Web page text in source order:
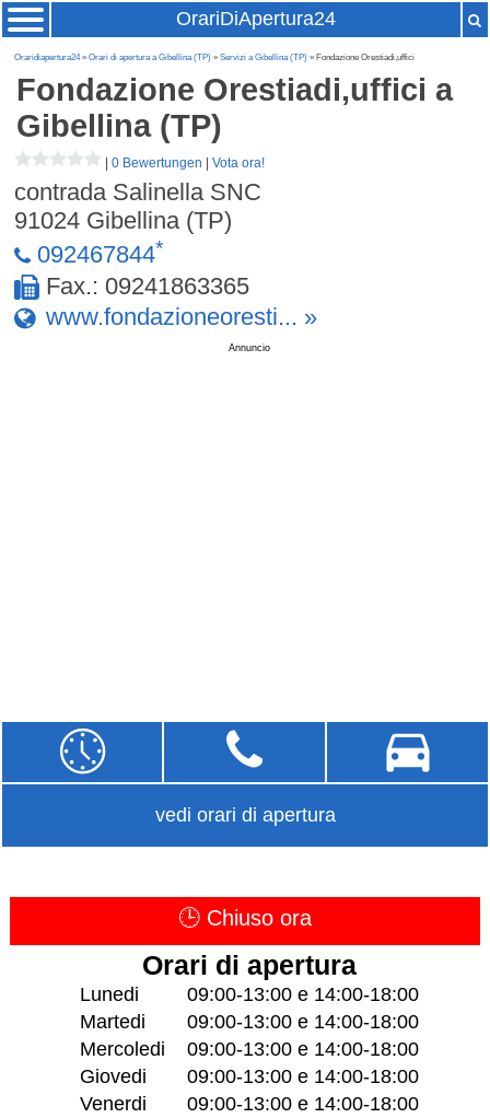
OrariDiApertura24
Oraridiapertura24»Orari di apertura a Gibellina (TP) »Servizi a Gibellina (TP) » Fondazione Orestiadi,uffici
Fondazione Orestiadi,uffici a
Gibellina (TP)
|0 Bewertungen |Vota ora!
contrada Salinella SNC
91024 Gibellina (TP)
092467844*
Fax.: 09241863365
www.fondazioneoresti... »
Annuncio
vedi orari di apertura
🕒 Chiuso ora
Orari di apertura
Lunedi
09:00-13:00 e 14:00-18:00
Martedi
09:00-13:00 e 14:00-18:00
Mercoledi
09:00-13:00 e 14:00-18:00
Giovedi
09:00-13:00 e 14:00-18:00
Venerdi
09:00-13:00 e 14:00-18:00